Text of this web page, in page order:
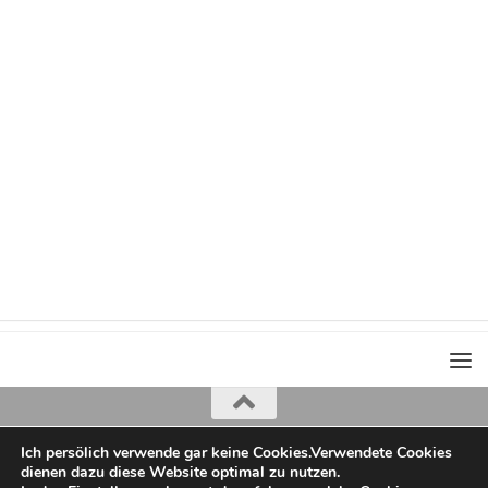
Iris Greiner
copyright 2022
Ich persölich verwende gar keine Cookies.Verwendete Cookies
dienen dazu diese Website optimal zu nutzen.